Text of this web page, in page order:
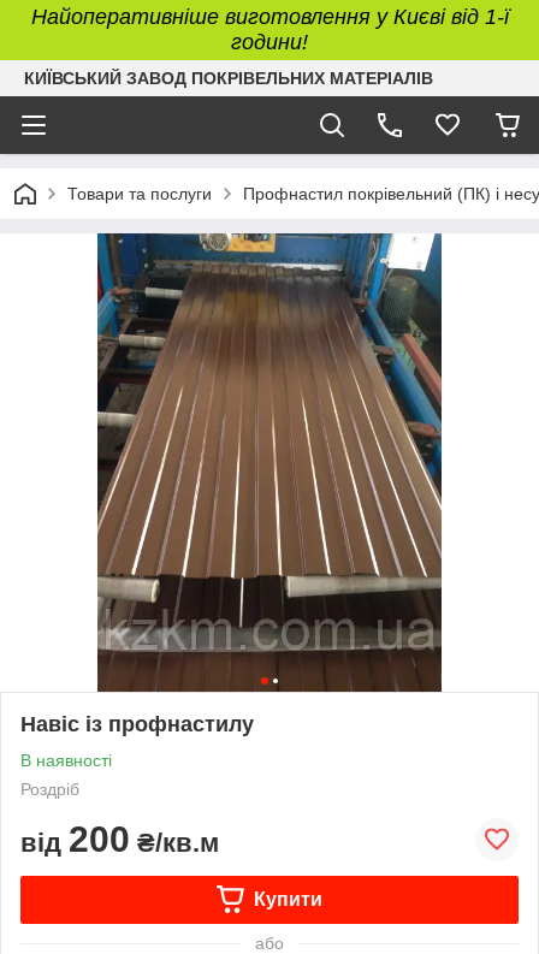
Найоперативніше виготовлення у Києві від 1-ї
години!
КИЇВСЬКИЙ ЗАВОД ПОКРІВЕЛЬНИХ МАТЕРІАЛІВ
Товари та послуги Профнастил покрівельний (ПК) і
Навіс із профнастилу
В наявності
Роздріб
від 200 ₴/кв.м
Купити
або